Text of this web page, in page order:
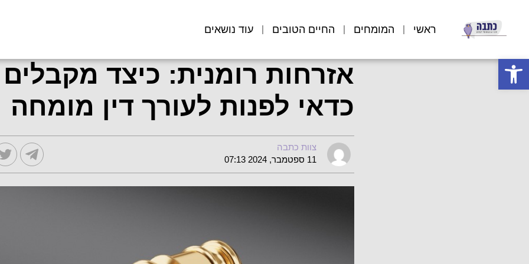
פתח סרגל נגישות
ראשי המומחים החיים הטובים עוד נושאים
אזרחות רומנית: כיצד
כדאי לפנות לעורך דין מומחה
צוות כתבה
11 ספטמבר, 2024 07:13